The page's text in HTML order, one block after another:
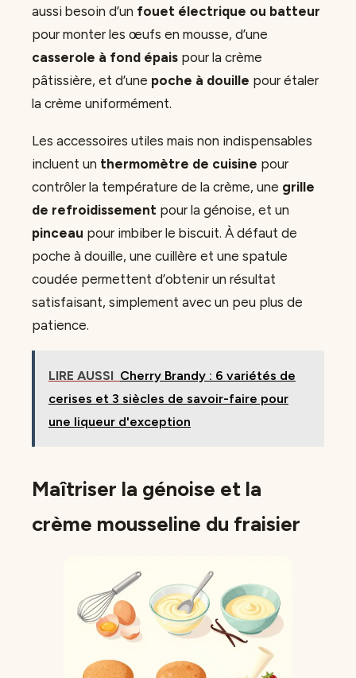
aussi besoin d’un fouet électrique ou batteur
pour monter les œufs en mousse, d’une
casserole à fond épais pour la crème
pâtissière, et d’une poche à douille pour étaler
la crème uniformément.
Les accessoires utiles mais non indispensables
incluent un thermomètre de cuisine pour
contrôler la température de la crème, une grille
de refroidissement pour la génoise, et un
pinceau pour imbiber le biscuit. À défaut de
poche à douille, une cuillère et une spatule
coudée permettent d’obtenir un résultat
satisfaisant, simplement avec un peu plus de
patience.
LIRE AUSSI Cherry Brandy : 6 variétés de
cerises et 3 siècles de savoir-faire pour
une liqueur d'exception
Maîtriser la génoise et la
crème mousseline du fraisier